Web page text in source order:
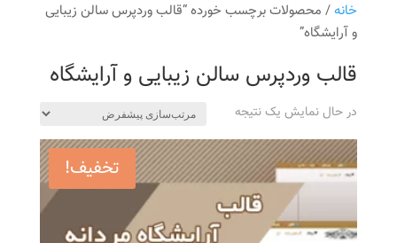
خانه/ محصولات برچسب خورده “قالب وردپرس سالن زیبایی
و آرایشگاه”
قالب وردپرس سالن زیبایی و آرایشگاه
در حال نمایش یک نتیجه
تخفیف!